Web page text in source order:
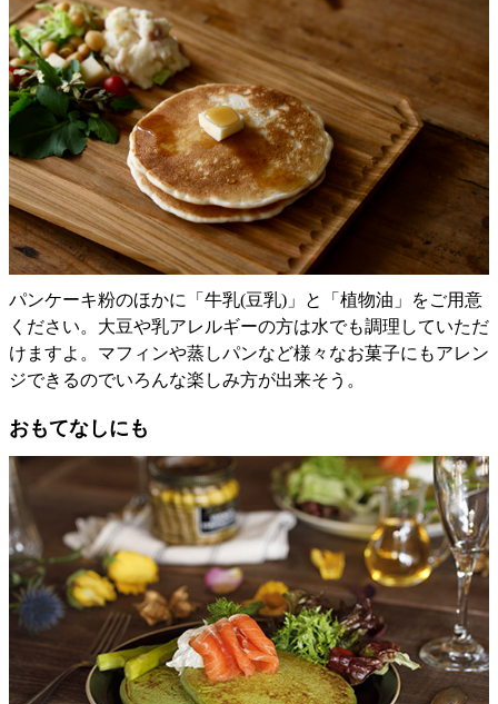
パンケーキ粉のほかに「牛乳(豆乳)」と「植物油」をご用意
ください。大豆や乳アレルギーの方は水でも調理していただ
けますよ。マフィンや蒸しパンなど様々なお菓子にもアレン
ジできるのでいろんな楽しみ方が出来そう。
おもてなしにも